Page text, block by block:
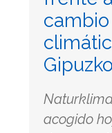
cambio
acogido